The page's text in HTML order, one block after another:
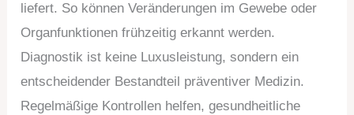
liefert. So können Veränderungen im Gewebe oder
Organfunktionen frühzeitig erkannt werden.
Diagnostik ist keine Luxusleistung, sondern ein
entscheidender Bestandteil präventiver Medizin.
Regelmäßige Kontrollen helfen, gesundheitliche